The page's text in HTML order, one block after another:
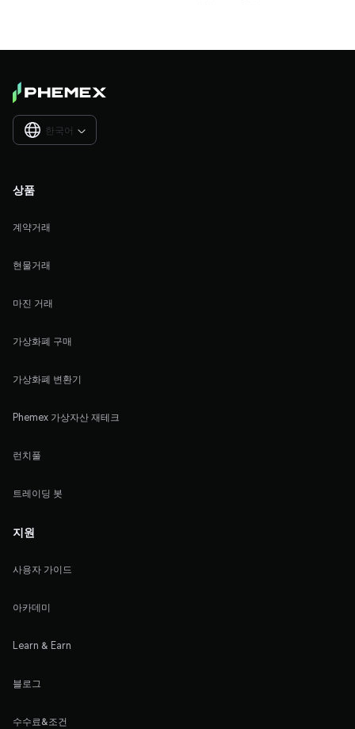
한국어 
상품
계약거래
현물거래
마진 거래
가상화폐 구매
가상화폐 변환기
Phemex 가상자산 재테크
런치풀
트레이딩 봇
지원
사용자 가이드
아카데미
Learn & Earn
블로그
수수료&조건